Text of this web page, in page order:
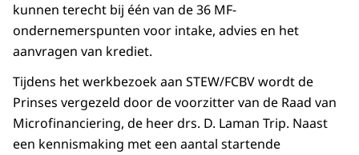
kunnen terecht bij één van de 36 MF-
ondernemerspunten voor intake, advies en het
aanvragen van krediet.
Tijdens het werkbezoek aan STEW/FCBV wordt de
Prinses vergezeld door de voorzitter van de Raad van
Microfinanciering, de heer drs. D. Laman Trip. Naast
een kennismaking met een aantal startende